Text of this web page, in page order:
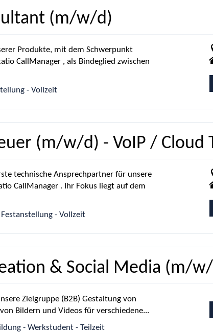
(m/w/d)
Produkte, mit dem Schwerpunkt
CallManager , als Bindeglied zwischen
- Vollzeit
(m/w/d) - VoIP / Cloud
technische Ansprechpartner für unsere
CallManager . Ihr Fokus liegt auf dem
- Vollzeit
& Social Media (m/
Zielgruppe (B2B) Gestaltung von
Bildern und Videos für verschiedene...
- Werkstudent - Teilzeit